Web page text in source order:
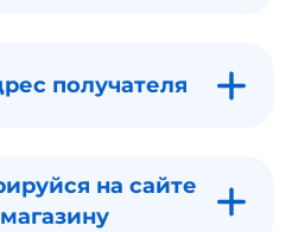
получателя
на сайте